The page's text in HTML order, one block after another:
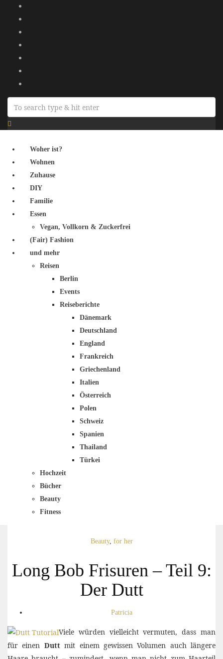
Woher ist?
Wohnen
Zuhause
DIY
Familie
Essen
Vegan, Vollkorn & Zuckerfrei
(Fair) Fashion
und mehr
Reisen
Berlin
Events
Reiseberichte
Dänemark
Deutschland
England
Frankreich
Griechenland
Italien
Österreich
Polen
Schweiz
Spanien
Thailand
Türkei
Hochzeit
Bücher
Beauty
Fitness
Beauty, for her
Long Bob Frisuren – Teil 9:
Der Dutt
Patricia
Viele würden vielleicht vermuten, dass man
für einen Duttmit einem gewissen Volumen auch längere